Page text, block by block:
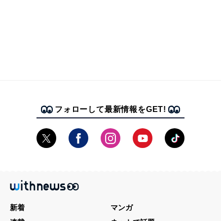
フォローして最新情報をGET!
新着
マンガ